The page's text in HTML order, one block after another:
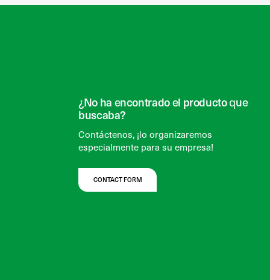
¿No ha encontrado el producto que
buscaba?
Contáctenos, ¡lo organizaremos
especialmente para su empresa!
CONTACT FORM